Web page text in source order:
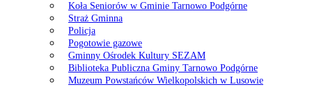
Koła Seniorów w Gminie Tarnowo Podgórne
Straż Gminna
Policja
Pogotowie gazowe
Gminny Ośrodek Kultury SEZAM
Biblioteka Publiczna Gminy Tarnowo Podgórne
Muzeum Powstańców Wielkopolskich w Lusowie